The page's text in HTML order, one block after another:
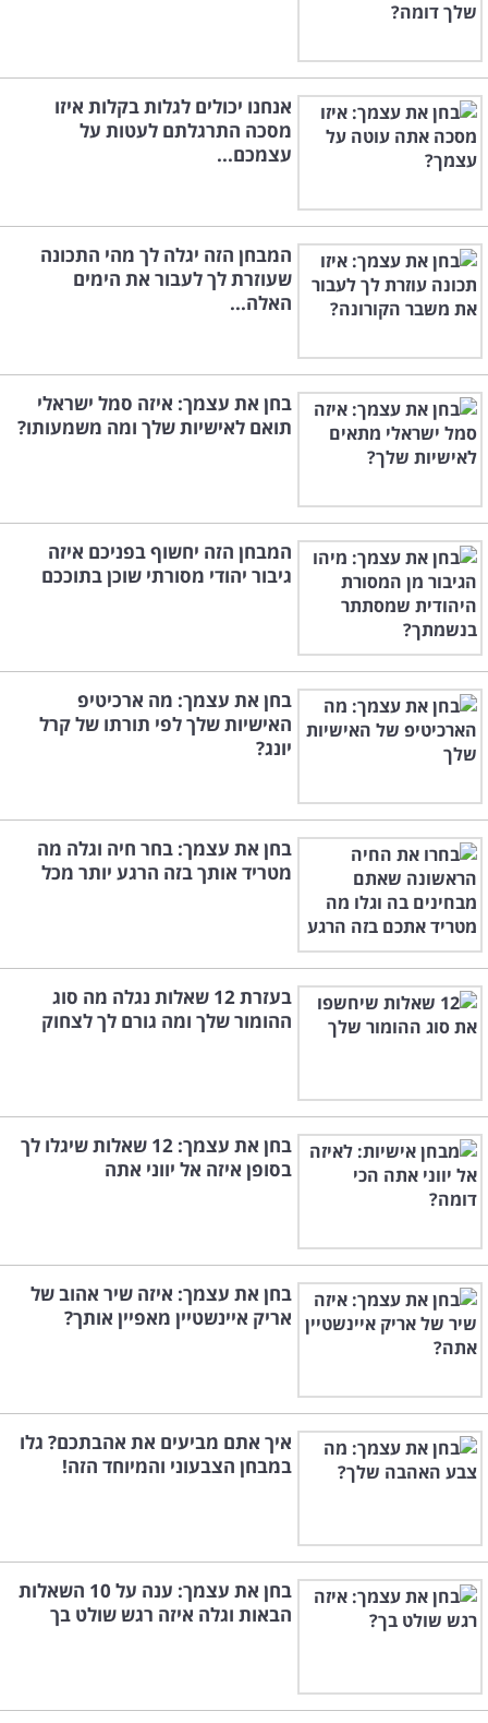
אנחנו יכולים לגלות בקלות איזו
מסכה התרגלתם לעטות על
עצמכם...
המבחן הזה יגלה לך מהי התכונה
שעוזרת לך לעבור את הימים
האלה...
בחן את עצמך: איזה סמל ישראלי
תואם לאישיות שלך ומה משמעותו?
המבחן הזה יחשוף בפניכם איזה
גיבור יהודי מסורתי שוכן בתוככם
בחן את עצמך: מה ארכיטיפ
האישיות שלך לפי תורתו של קרל
יונג?
בחן את עצמך: בחר חיה וגלה מה
מטריד אותך בזה הרגע יותר מכל
בעזרת 12 שאלות נגלה מה סוג
ההומור שלך ומה גורם לך לצחוק
בחן את עצמך: 12 שאלות שיגלו לך
בסופן איזה אל יווני אתה
בחן את עצמך: איזה שיר אהוב של
אריק איינשטיין מאפיין אותך?
איך אתם מביעים את אהבתכם? גלו
במבחן הצבעוני והמיוחד הזה!
בחן את עצמך: ענה על 10 השאלות
הבאות וגלה איזה רגש שולט בך